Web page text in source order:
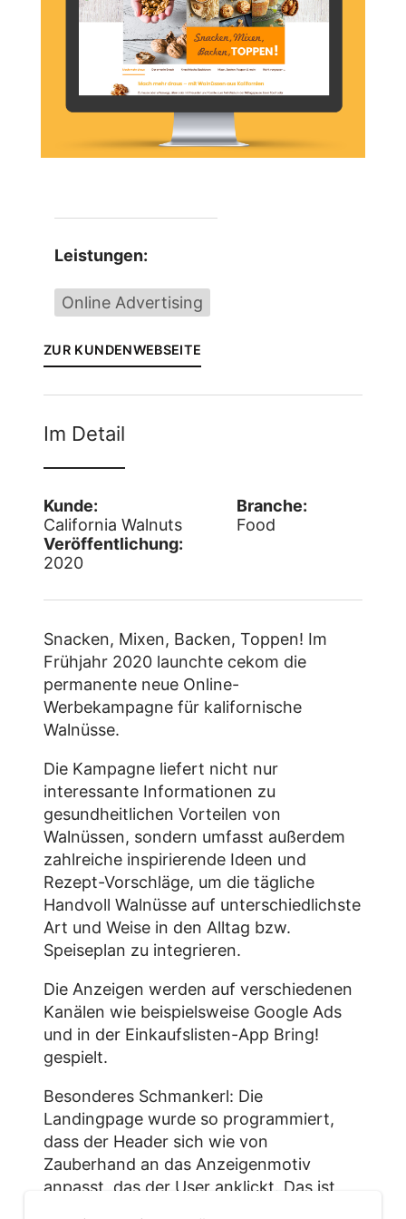
Leistungen:
Online Advertising
ZUR KUNDENWEBSEITE
Im Detail
Kunde:
California Walnuts
Branche:
Food
Veröffentlichung:
2020
Snacken, Mixen, Backen, Toppen! Im
Frühjahr 2020 launchte cekom die
permanente neue Online-
Werbekampagne für kalifornische
Walnüsse.
Die Kampagne liefert nicht nur
interessante Informationen zu
gesundheitlichen Vorteilen von
Walnüssen, sondern umfasst außerdem
zahlreiche inspirierende Ideen und
Rezept-Vorschläge, um die tägliche
Handvoll Walnüsse auf unterschiedlichste
Art und Weise in den Alltag bzw.
Speiseplan zu integrieren.
Die Anzeigen werden auf verschiedenen
Kanälen wie beispielsweise Google Ads
und in der Einkaufslisten-App Bring!
gespielt.
Besonderes Schmankerl: Die
Landingpage wurde so programmiert,
dass der Header sich wie von
Zauberhand an das Anzeigenmotiv
anpasst, das der User anklickt. Das ist